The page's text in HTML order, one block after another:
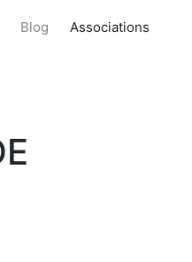
Blog Associations